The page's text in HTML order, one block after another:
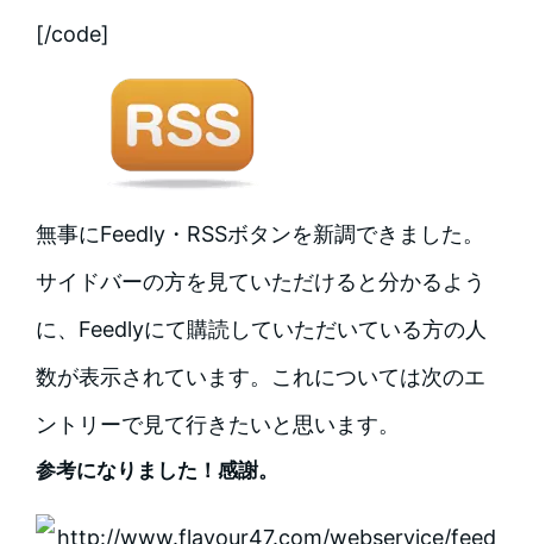
[/code]
無事にFeedly・RSSボタンを新調できました。
サイドバーの方を見ていただけると分かるよう
に、Feedlyにて購読していただいている方の人
数が表示されています。これについては次のエ
ントリーで見て行きたいと思います。
参考になりました！感謝。